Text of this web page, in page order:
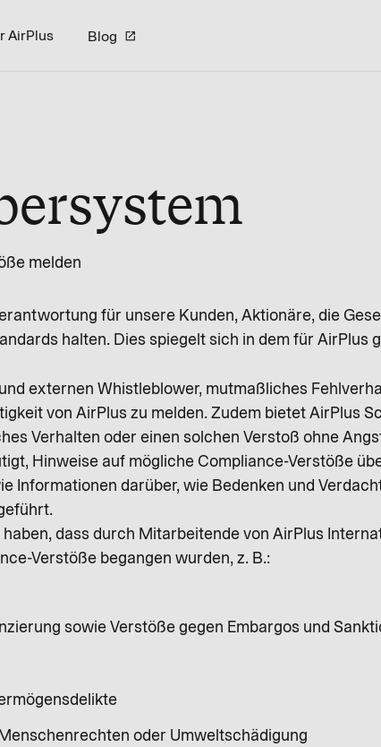
AirPlus Blog
melden
für unsere Kunden, Aktionäre, die
halten. Dies spiegelt sich in dem für AirPlus
externen Whistleblower, mutmaßliches
von AirPlus zu melden. Zudem bietet AirPlus
Verhalten oder einen solchen Verstoß ohne
Hinweise auf mögliche Compliance-Verstöße
Informationen darüber, wie Bedenken und
dass durch Mitarbeitende von AirPlus
Verstöße begangen wurden, z. B.:
sowie Verstöße gegen Embargos und
oder Umweltschädigung